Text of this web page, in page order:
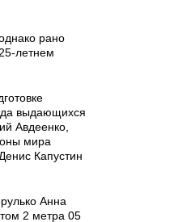
рано
летнем
выдающихся
Авдеенко,
мира
Капустин
Анна
2 метра 05